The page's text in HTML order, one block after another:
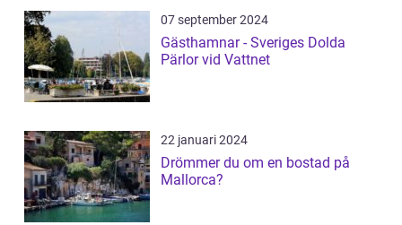
07 september 2024
Gästhamnar - Sveriges Dolda
Pärlor vid Vattnet
22 januari 2024
Drömmer du om en bostad på
Mallorca?